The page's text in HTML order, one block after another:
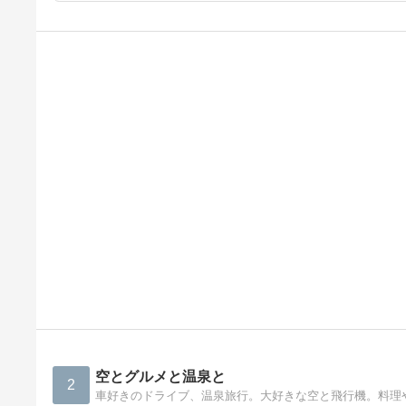
2 空とグルメと温泉と
車好きのドライブ、温泉旅行。大好きな空と飛行機。料理